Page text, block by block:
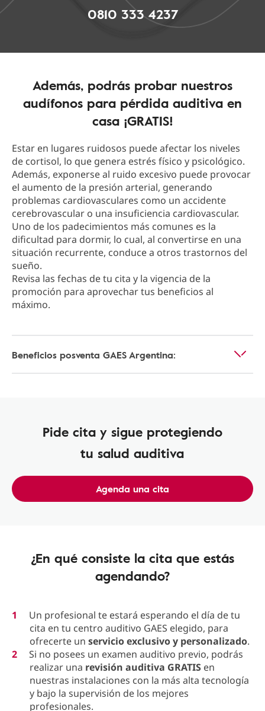
0810 333 4237
Además, podrás probar nuestros
audífonos para pérdida auditiva en
casa ¡GRATIS!
Estar en lugares ruidosos puede afectar los niveles
de cortisol, lo que genera estrés físico y psicológico.
Además, exponerse al ruido excesivo puede provocar
el aumento de la presión arterial, generando
problemas cardiovasculares como un accidente
cerebrovascular o una insuficiencia cardiovascular.
Uno de los padecimientos más comunes es la
dificultad para dormir, lo cual, al convertirse en una
situación recurrente, conduce a otros trastornos del
sueño.
Revisa las fechas de tu cita y la vigencia de la
promoción para aprovechar tus beneficios al
máximo.
Beneficios posventa GAES Argentina:
Pide cita y sigue protegiendo
tu salud auditiva
Agenda una cita
¿En qué consiste la cita que estás
agendando?
Un profesional te estará esperando el día de tu
cita en tu centro auditivo GAES elegido, para
ofrecerte un servicio exclusivo y personalizado.
Si no posees un examen auditivo previo, podrás
realizar una revisión auditiva GRATIS en
nuestras instalaciones con la más alta tecnología
y bajo la supervisión de los mejores
profesionales.